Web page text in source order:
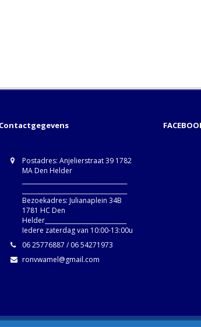
Contactgegevens
Postadres: Anjelierstraat 39 1782
MA Den Helder
Bezoekadres: Julianaplein 34B
1781 HC Den
Helder____________________________
Iedere zaterdag van 10:00-13:00u
06 25776887 / 06 54271973
ronvwamel@gmail.com